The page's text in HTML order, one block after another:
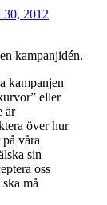
30, 2012
kampanjidén.
kampanjen
eller
är
över hur
våra
sin
oss
må